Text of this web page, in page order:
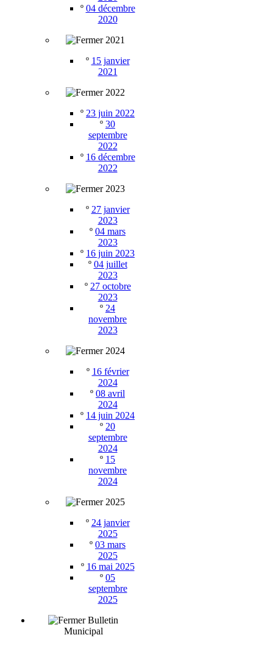
º 04 décembre
2020
2021
º 15 janvier
2021
2022
º 23 juin 2022
º 30
septembre
2022
º 16 décembre
2022
2023
º 27 janvier
2023
º 04 mars
2023
º 16 juin 2023
º 04 juillet
2023
º 27 octobre
2023
º 24
novembre
2023
2024
º 16 février
2024
º 08 avril
2024
º 14 juin 2024
º 20
septembre
2024
º 15
novembre
2024
2025
º 24 janvier
2025
º 03 mars
2025
º 16 mai 2025
º 05
septembre
2025
Bulletin
Municipal